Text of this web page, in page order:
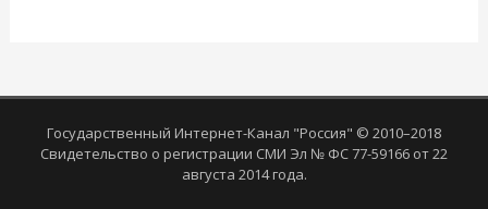
Государственный Интернет-Канал "Россия" © 2010–2018
Свидетельство о регистрации СМИ Эл № ФС 77-59166 от 22
августа 2014 года.